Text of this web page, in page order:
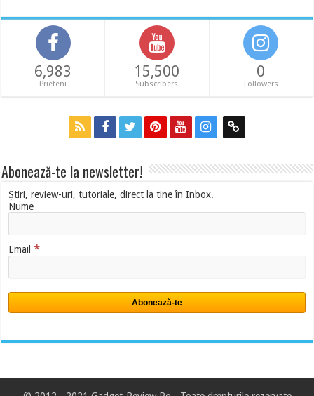
6,983
Prieteni
15,500
Subscribers
0
Followers
Abonează-te la newsletter!
Știri, review-uri, tutoriale, direct la tine în Inbox.
Nume
Email*